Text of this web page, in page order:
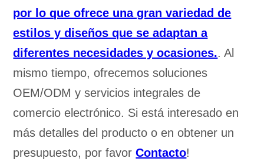
por lo que ofrece una gran variedad de
estilos y diseños que se adaptan a
diferentes necesidades y ocasiones.. Al
mismo tiempo, ofrecemos soluciones
OEM/ODM y servicios integrales de
comercio electrónico. Si está interesado en
más detalles del producto o en obtener un
presupuesto, por favorContacto!